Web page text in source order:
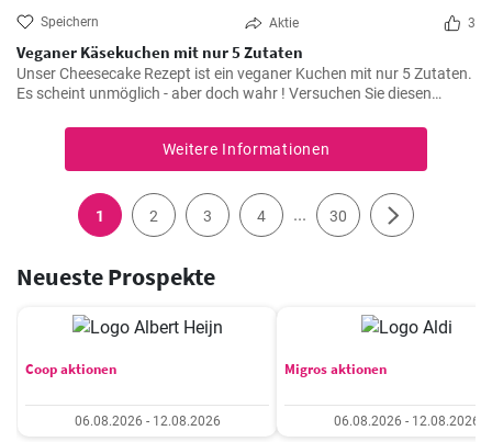
Speichern Aktie 3
Veganer Käsekuchen mit nur 5 Zutaten
Unser Cheesecake Rezept ist ein veganer Kuchen mit nur 5 Zutaten.
Es scheint unmöglich - aber doch wahr ! Versuchen Sie diesen
Weitere Informationen
1 2 3 4 ... 30
Neueste Prospekte
Coop aktionen
06.08.2026 - 12.08.2026
Migros aktionen
06.08.2026 - 12.08.2026